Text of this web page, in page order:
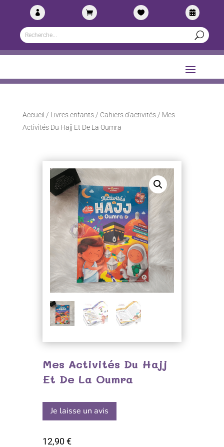
   
Accueil / Livres enfants/ Cahiers d'activités/ Mes
Activités Du Hajj Et De La Oumra
Mes Activités Du Hajj
Et De La Oumra
Je laisse un avis
12,90€